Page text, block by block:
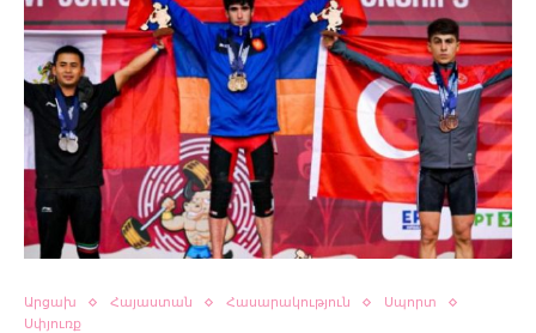
Արցախ Հայաստան Հասարակություն
Սպորտ
Սփյուռք